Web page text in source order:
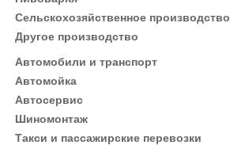
Сельскохозяйственное производство
Другое производство
Автомобили и транспорт
Автомойка
Автосервис
Шиномонтаж
Такси и пассажирские перевозки